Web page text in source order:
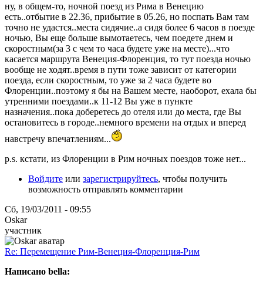
ну, в общем-то, ночной поезд из Рима в Венецию
есть..отбытие в 22.36, прибытие в 05.26, но поспать Вам там
точно не удастся..места сидячие..а сидя более 6 часов в поезде
ночью, Вы еще больше вымотаетесь, чем поедете днем и
скоростным(за 3 с чем то часа будете уже на месте)...что
касается маршрута Венеция-Флоренция, то тут поезда ночью
вообще не ходят..время в пути тоже зависит от категории
поезда, если скоростным, то уже за 2 часа будете во
Флоренции..поэтому я бы на Вашем месте, наоборот, ехала бы
утренними поездами..к 11-12 Вы уже в пункте
назначения..пока доберетесь до отеля или до места, где Вы
остановитесь в городе..немного времени на отдых и вперед
навстречу впечатлениям...
p.s. кстати, из Флоренции в Рим ночных поездов тоже нет...
Войдите или зарегистрируйтесь, чтобы получить
возможность отправлять комментарии
Сб, 19/03/2011 - 09:55
Oskar
участник
Re: Перемещение Рим-Венеция-Флоренция-Рим
Написано bella: